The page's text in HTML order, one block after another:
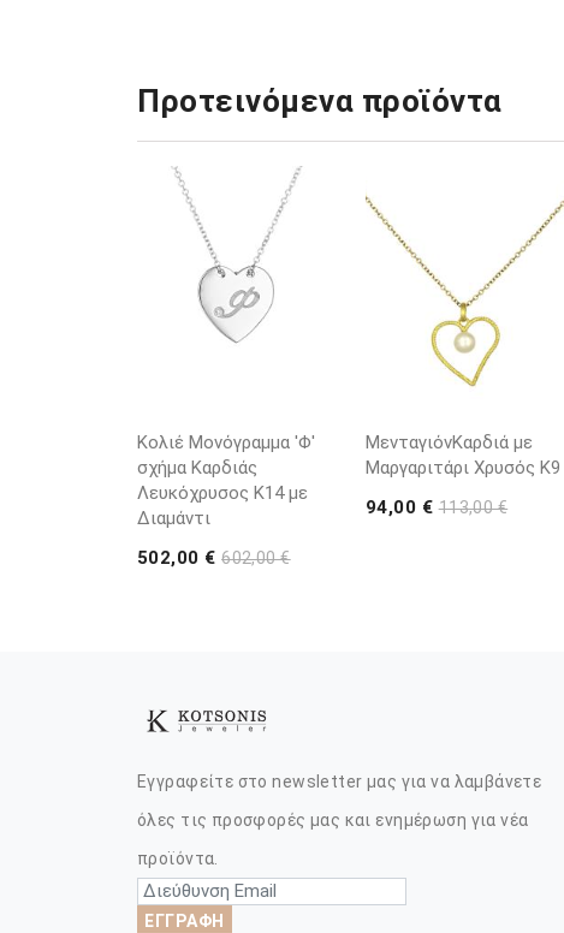
Προτεινόμενα προϊόντα
Κολιέ Μονόγραμμα 'Φ'
σχήμα Καρδιάς
Λευκόχρυσος K14 με
Διαμάντι
502,00 €602,00 €
ΜενταγιόνΚαρδιά με
Μαργαριτάρι Χρυσός K9
94,00 €113,00 €
Εγγραφείτε στο newsletter μας για να λαμβάνετε
όλες τις προσφορές μας και ενημέρωση για νέα
προϊόντα.
ΕΓΓΡΑΦΗ